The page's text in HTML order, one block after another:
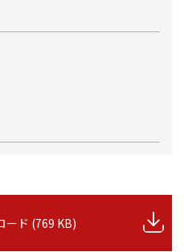
ード (769 KB)